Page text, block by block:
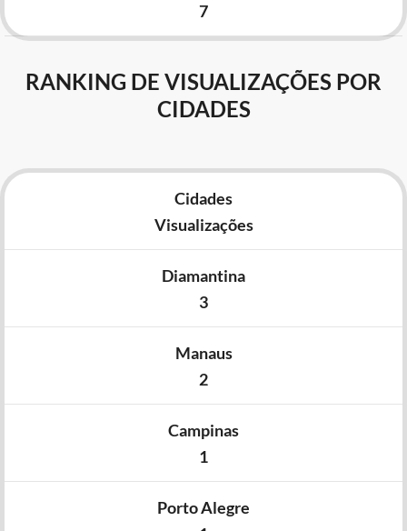
7
RANKING DE VISUALIZAÇÕES POR
CIDADES
Cidades
Visualizações
Diamantina
3
Manaus
2
Campinas
1
Porto Alegre